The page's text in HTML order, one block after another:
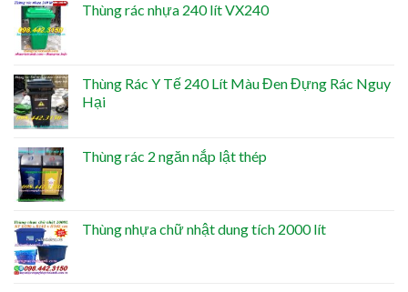
Thùng rác nhựa 240 lít VX240
Thùng Rác Y Tế 240 Lít Màu Đen Đựng Rác Nguy
Hại
Thùng rác 2 ngăn nắp lật thép
Thùng nhựa chữ nhật dung tích 2000 lít